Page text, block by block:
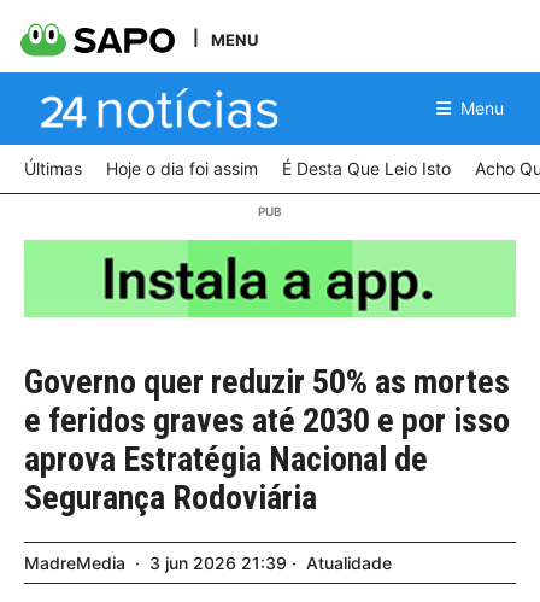
MENU
Menu
Últimas Hoje o dia foi assim É Desta Que Leio Isto Acho
Governo quer reduzir 50% as mortes
e feridos graves até 2030 e por isso
aprova Estratégia Nacional de
Segurança Rodoviária
MadreMedia 3 jun 2026 21:39 Atualidade